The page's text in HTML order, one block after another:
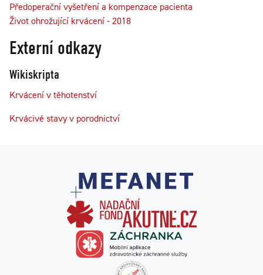
Předoperační vyšetření a kompenzace pacienta
Život ohrožující krvácení - 2018
Externí odkazy
Wikiskripta
Krvácení v těhotenství
Krvácivé stavy v porodnictví